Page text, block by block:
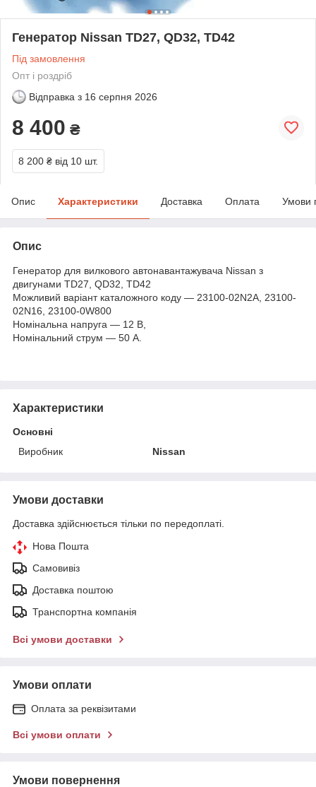
Генератор Nissan TD27, QD32, TD42
Під замовлення
Опт і роздріб
Відправка з 16 серпня 2026
8 400 ₴
8 200 ₴ від 10 шт.
Опис Характеристики Доставка Оплата Умови
Опис
Генератор для вилкового автонавантажувача Nissan з
двигунами TD27, QD32, TD42
Можливий варіант каталожного коду — 23100-02N2A, 23100-
02N16, 23100-0W800
Номінальна напруга — 12 В,
Номінальний струм — 50 А.
Характеристики
Основні
Виробник
Nissan
Умови доставки
Доставка здійснюється тільки по передоплаті.
Нова Пошта
Самовивіз
Доставка поштою
Транспортна компанія
Всі умови доставки
Умови оплати
Оплата за реквізитами
Всі умови оплати
Умови повернення